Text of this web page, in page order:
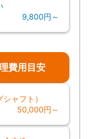
9,800円～
費用目安
ャフト）
50,000円～